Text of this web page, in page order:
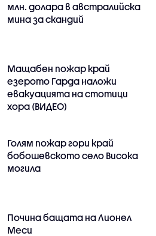
млн. долара в австралийска
мина за скандий
Мащабен пожар край
езерото Гарда наложи
евакуацията на стотици
хора (ВИДЕО)
Голям пожар гори край
бобошевското село Висока
могила
Почина бащата на Лионел
Меси